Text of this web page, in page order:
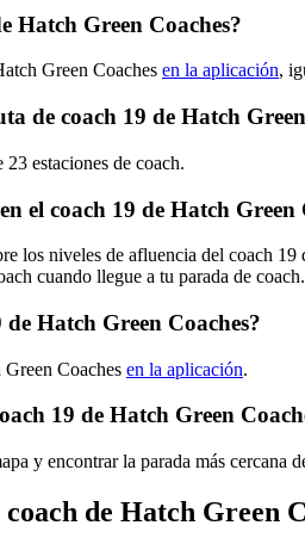
Hatch Green Coaches?
Green Coaches en la aplicación,
de coach 19 de Hatch
estaciones de coach.
el coach 19 de Hatch Green
los niveles de afluencia del coach 19
cuando llegue a tu parada de coach.
Hatch Green Coaches?
Coaches en la aplicación.
19 de Hatch Green
y encontrar la parada más cercana
de Hatch Green